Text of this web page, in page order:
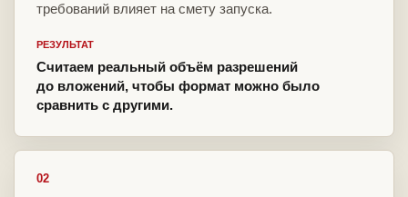
требований влияет на смету запуска.
РЕЗУЛЬТАТ
Считаем реальный объём разрешений
до вложений, чтобы формат можно было
сравнить с другими.
02